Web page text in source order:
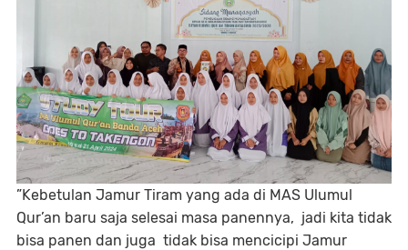
”Kebetulan Jamur Tiram yang ada di MAS Ulumul
Qur’an baru saja selesai masa panennya, jadi kita tidak
bisa panen dan juga tidak bisa mencicipi Jamur